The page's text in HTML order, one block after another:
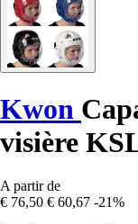
Kwon
visière
A partir de
€ 76,50 € 60,67 -21%